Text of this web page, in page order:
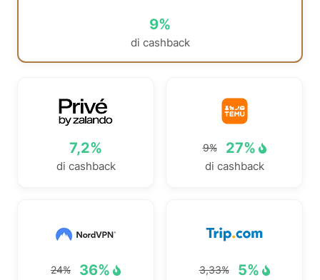
9%
di cashback
7,2%
di cashback
9% 27%
di cashback
24% 36% 3,33% 5%